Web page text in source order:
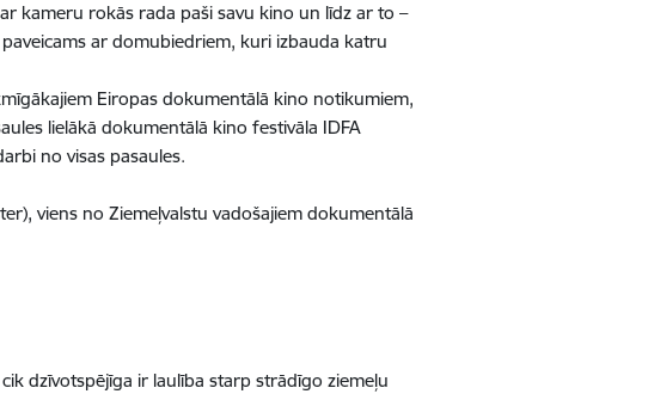
kameru rokās rada paši savu kino un līdz ar to –
ar domubiedriem, kuri izbauda katru
Eiropas dokumentālā kino notikumiem,
lielākā dokumentālā kino festivāla IDFA
no visas pasaules.
viens no Ziemeļvalstu vadošajiem dokumentālā
dzīvotspējīga ir laulība starp strādīgo ziemeļu